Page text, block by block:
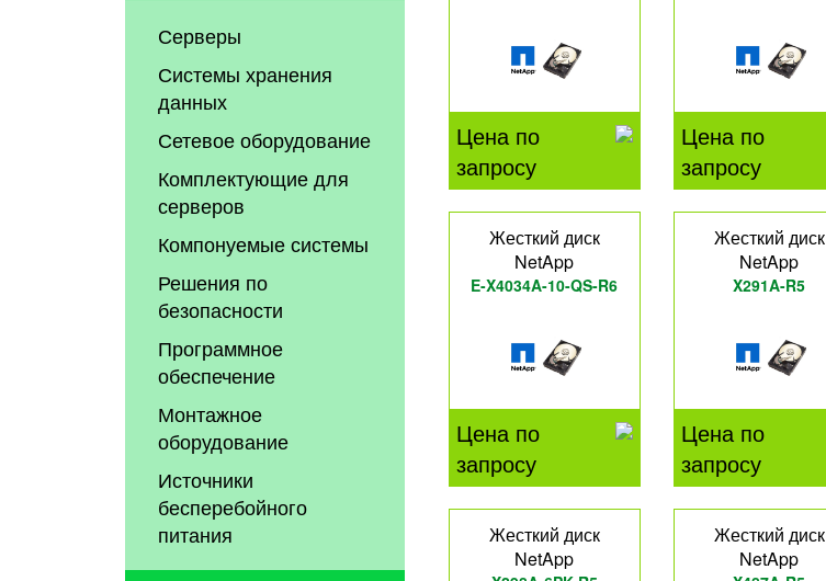
Серверы
Системы хранения
данных
Сетевое оборудование
Комплектующие для
серверов
Компонуемые системы
Решения по
безопасности
Программное
обеспечение
Монтажное
оборудование
Источники
бесперебойного
питания
Цена по
запросу
Цена по
запросу
Жесткий диск
NetApp
E-X4034A-10-QS-R6
Цена по
запросу
Жесткий диск
NetApp
X291A-R5
Цена по
запросу
Жесткий диск
NetApp
Жесткий диск
NetApp